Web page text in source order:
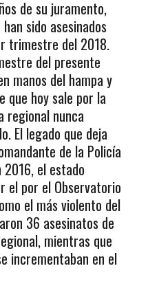
de su juramento,
sido asesinados
trimestre del 2018.
del presente
manos del hampa y
que hoy sale por la
regional nunca
El legado que deja
de la Policía
el estado
el por el Observatorio
el más violento del
36 asesinatos de
mientras que
incrementaban en el